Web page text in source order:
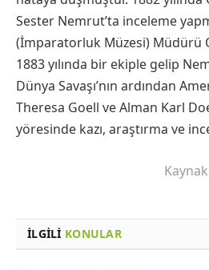
Sester Nemrut’ta inceleme
(İmparatorluk Müzesi) Müdürü
1883 yılında bir ekiple gelip
Dünya Savaşı’nın ardından
Theresa Goell ve Alman Karl
yöresinde kazı, araştırma ve
İLGILI KONULAR